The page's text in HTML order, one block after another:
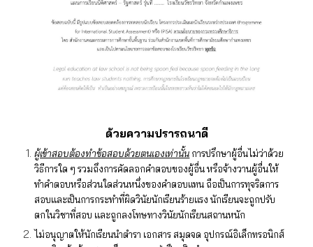
ด้วยความปรารถนาดี
ผู้เข้าสอบต้องทําข้อสอบด้วยตนเองเท่านั้น การปรึกษาผู้อื่นไม่ว่าด้วย
วิธีการใด ๆ รวมถึงการคัดลอกคําตอบของผู้อื่น หรือจ้างวานผู้อื่นให้
ทําคําตอบหรือส่วนใดส่วนหนึ่งของคําตอบแทน ถือเป็นการทุจริตการ
สอบและเป็นการกระทําที่ผิดวินัยนักเรียนร้ายแรง นักเรียนจะถูกปรับ
ตกในวิชาที่สอบ และถูกลงโทษทางวินัยนักเรียนสถานหนัก
ไม่อนุญาตให้นักเรียนนำตำรา เอกสาร สมุดจด อุปกรณ์อิเล็กทรอนิกส์